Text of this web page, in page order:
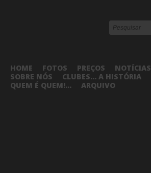
HOME FOTOS PREÇOS NOTÍCIAS
SOBRE NÓS
CLUBES... A HISTÓRIA
QUEM É QUEM!...
ARQUIVO